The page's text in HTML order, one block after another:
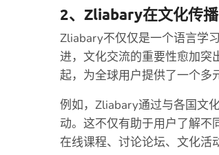
2、Zliabary在文化传
Zliabary不仅仅是一个语言学
进，文化交流的重要性愈加突
起，为全球用户提供了一个多
例如，Zliabary通过与各国文
动。这不仅有助于用户了解不
在线课程、讨论论坛、文化活